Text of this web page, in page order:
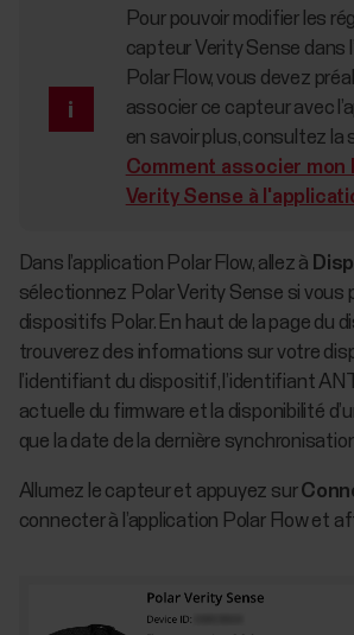
Pour pouvoir modifier les
capteur Verity Sense dans
Polar Flow, vous devez
associer ce capteur avec
en savoir plus, consultez la
Comment associer mon
Verity Sense à
Dans l’application Polar Flow, allez à
sélectionnez Polar Verity Sense si vous
dispositifs Polar. En haut de la page du
trouverez des informations sur votre
l’identifiant du dispositif, l’identifiant
actuelle du firmware et la disponibilité
que la date de la dernière
Allumez le capteur et appuyez sur
connecter à l’application Polar Flow et